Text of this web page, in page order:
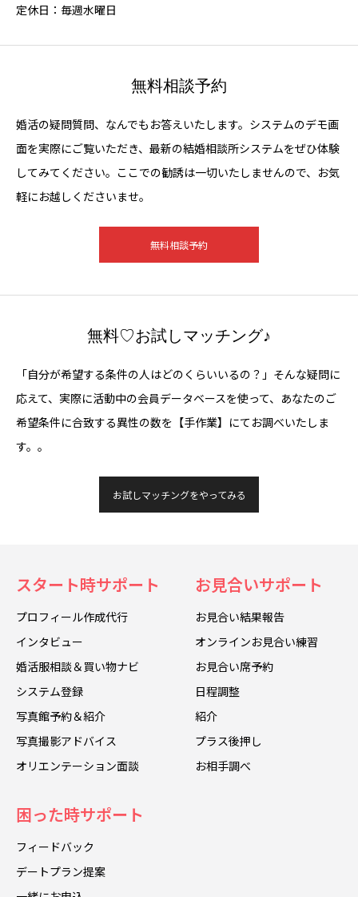
定休日：毎週水曜日
無料相談予約
婚活の疑問質問、なんでもお答えいたします。システムのデモ画
面を実際にご覧いただき、最新の結婚相談所システムをぜひ体験
してみてください。ここでの勧誘は一切いたしませんので、お気
軽にお越しくださいませ。
無料相談予約
無料♡お試しマッチング♪
「自分が希望する条件の人はどのくらいいるの？」そんな疑問に
応えて、実際に活動中の会員データベースを使って、あなたのご
希望条件に合致する異性の数を【手作業】にてお調べいたしま
す。。
お試しマッチングをやってみる
スタート時サポート
プロフィール作成代行
インタビュー
婚活服相談＆買い物ナビ
システム登録
写真館予約＆紹介
写真撮影アドバイス
オリエンテーション面談
お見合いサポート
お見合い結果報告
オンラインお見合い練習
お見合い席予約
日程調整
紹介
プラス後押し
お相手調べ
困った時サポート
フィードバック
デートプラン提案